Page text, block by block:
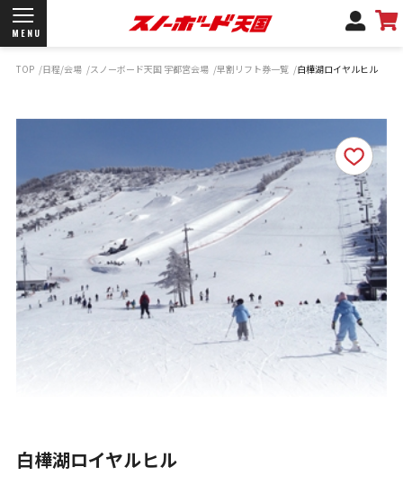
MENU
お知らせ
よくあるご質問
商品保証
サポートデスク
弊社名義の郵便について
新規会員登録
TOP 日程/会場 スノーボード天国 宇都宮会場 早割リフト券一覧 白樺湖ロイヤルヒル
白樺湖ロイヤルヒル